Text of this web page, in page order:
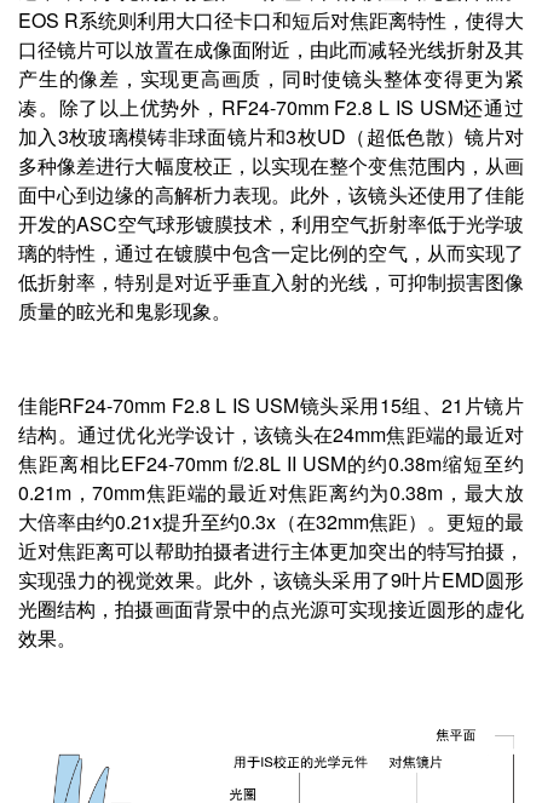
EOS R系统则利用大口径卡口和短后对焦距离特性，使得大
口径镜片可以放置在成像面附近，由此而减轻光线折射及其
产生的像差，实现更高画质，同时使镜头整体变得更为紧
凑。除了以上优势外，RF24-70mm F2.8 L IS USM还通过
加入3枚玻璃模铸非球面镜片和3枚UD（超低色散）镜片对
多种像差进行大幅度校正，以实现在整个变焦范围内，从画
面中心到边缘的高解析力表现。此外，该镜头还使用了佳能
开发的ASC空气球形镀膜技术，利用空气折射率低于光学玻
璃的特性，通过在镀膜中包含一定比例的空气，从而实现了
低折射率，特别是对近乎垂直入射的光线，可抑制损害图像
质量的眩光和鬼影现象。
佳能RF24-70mm F2.8 L IS USM镜头采用15组、21片镜片
结构。通过优化光学设计，该镜头在24mm焦距端的最近对
焦距离相比EF24-70mm f/2.8L II USM的约0.38m缩短至约
0.21m，70mm焦距端的最近对焦距离约为0.38m，最大放
大倍率由约0.21x提升至约0.3x（在32mm焦距）。更短的最
近对焦距离可以帮助拍摄者进行主体更加突出的特写拍摄，
实现强力的视觉效果。此外，该镜头采用了9叶片EMD圆形
光圈结构，拍摄画面背景中的点光源可实现接近圆形的虚化
效果。